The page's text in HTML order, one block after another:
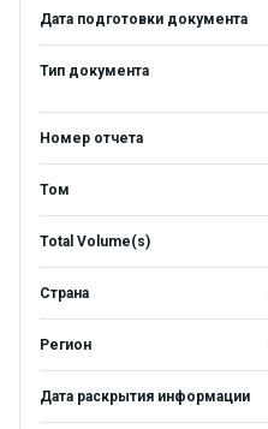
Дата подготовки документа
Тип документа
Номер отчета
Том
Total Volume(s)
Страна
Регион
Дата раскрытия информации